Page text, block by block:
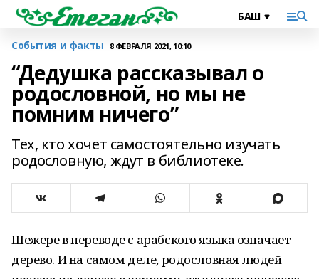
События и факты 8 ФЕВРАЛЯ 2021, 10:10
“Дедушка рассказывал о
родословной, но мы не
помним ничего”
Тех, кто хочет самостоятельно изучать
родословную, ждут в библиотеке.
Шежере в переводе с арабского языка означает
дерево. И на самом деле, родословная людей